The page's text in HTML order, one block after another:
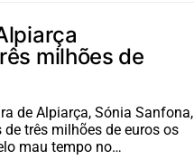
milhões de
de Alpiarça, Sónia Sanfona,
três milhões de euros os
mau tempo no…